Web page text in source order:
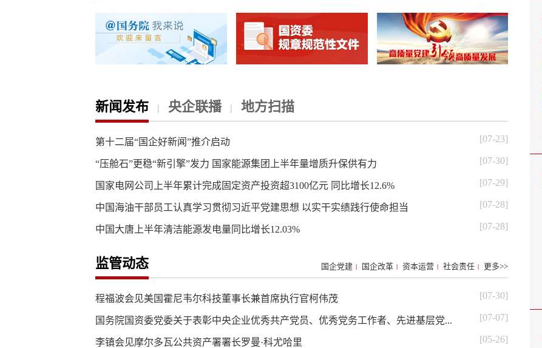
新闻发布 | 央企联播 | 地方扫描
第十二届“国企好新闻”推介启动 [07-23]
“压舱石”更稳“新引擎”发力 国家能源集团上半年量增质升保供有力 [07-30]
国家电网公司上半年累计完成固定资产投资超3100亿元 同比增长12.6% [07-29]
中国海油干部员工认真学习贯彻习近平党建思想 以实干实绩践行使命担当 [07-28]
中国大唐上半年清洁能源发电量同比增长12.03% [07-28]
国企党建 | 国企改革 | 资本运营 | 社会责任 | 更多>>
监管动态
程福波会见美国霍尼韦尔科技董事长兼首席执行官柯伟茂 [07-30]
国务院国资委党委关于表彰中央企业优秀共产党员、优秀党务工作者、先进基层党... [07-07]
李镇会见摩尔多瓦公共资产署署长罗曼·科尤哈里 [05-26]